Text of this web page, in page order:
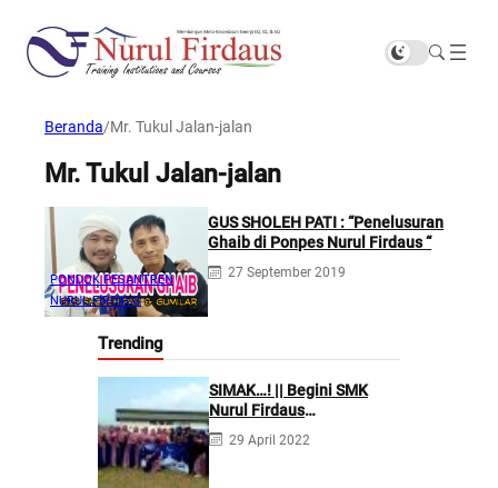
Beranda/Mr. Tukul Jalan-jalan
Mr. Tukul Jalan-jalan
PONDOK PESANTREN
NURUL FIRDAUS
GUS SHOLEH PATI : “Penelusuran
Ghaib di Ponpes Nurul Firdaus “
27 September 2019
Trending
SIMAK…! || Begini SMK
Nurul Firdaus
Mengarahkan Siswanya
agar Menjadi Asisten
29 April 2022